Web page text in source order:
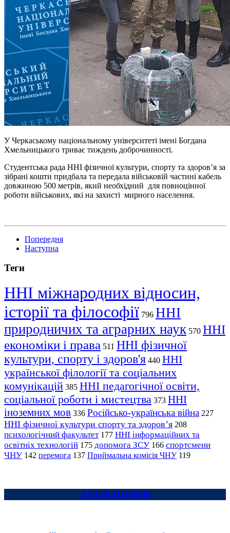
У Черкаському національному університеті імені Богдана
Хмельницького триває тиждень доброчинності.
Студентська рада ННІ фізичної культури, спорту та здоров’я за
зібрані кошти придбала та передала військовій частині кабель
довжиною 500 метрів, який необхідний для повноцінної
роботи військових, які на захисті мирного населення.
Попередня
Наступна
Теги
ННІ міжнародних відносин,
історії та філософії 796 ННІ
природничих та аграрних наук 570 ННІ
економіки і права 511 ННІ фізичної
культури, спорту і здоров'я 440 ННІ
української філології та соціальних
комунікацій 385 ННІ педагогічної освіти,
соціальної роботи і мистецтва 373 ННІ
іноземних мов 336 Російсько-українська війна 227
ННІ фізичної культури спорту та здоров’я 208
психологічний факультет 177 ННІ інформаційних та
освітніх технологій 175 допомога ЗСУ 166 спортсмени
ЧНУ 142 перемога 137 Приймальна комісія ЧНУ 119
АРХІВ НОВИН